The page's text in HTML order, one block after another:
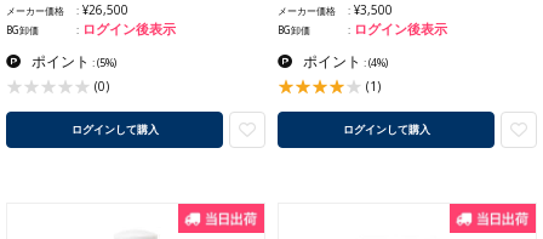
メーカー価格 ¥26,500
BG卸価 ログイン後表示
ポイント :(5%)
(0)
ログインして購入
メーカー価格 ¥3,500
BG卸価 ログイン後表示
ポイント :(4%)
(1)
ログインして購入